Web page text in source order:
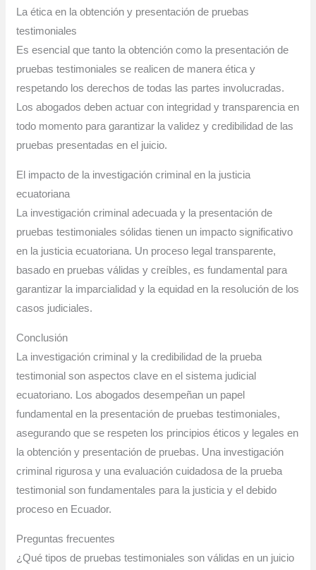
La ética en la obtención y presentación de pruebas
testimoniales
Es esencial que tanto la obtención como la presentación de
pruebas testimoniales se realicen de manera ética y
respetando los derechos de todas las partes involucradas.
Los abogados deben actuar con integridad y transparencia en
todo momento para garantizar la validez y credibilidad de las
pruebas presentadas en el juicio.
El impacto de la investigación criminal en la justicia
ecuatoriana
La investigación criminal adecuada y la presentación de
pruebas testimoniales sólidas tienen un impacto significativo
en la justicia ecuatoriana. Un proceso legal transparente,
basado en pruebas válidas y creíbles, es fundamental para
garantizar la imparcialidad y la equidad en la resolución de los
casos judiciales.
Conclusión
La investigación criminal y la credibilidad de la prueba
testimonial son aspectos clave en el sistema judicial
ecuatoriano. Los abogados desempeñan un papel
fundamental en la presentación de pruebas testimoniales,
asegurando que se respeten los principios éticos y legales en
la obtención y presentación de pruebas. Una investigación
criminal rigurosa y una evaluación cuidadosa de la prueba
testimonial son fundamentales para la justicia y el debido
proceso en Ecuador.
Preguntas frecuentes
¿Qué tipos de pruebas testimoniales son válidas en un juicio